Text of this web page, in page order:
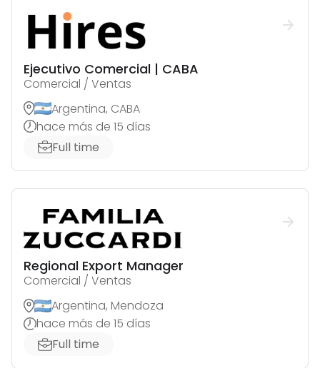
Ejecutivo Comercial | CABA
Comercial / Ventas
Argentina, CABA
hace más de 15 días
Full time
Regional Export Manager
Comercial / Ventas
Argentina, Mendoza
hace más de 15 días
Full time